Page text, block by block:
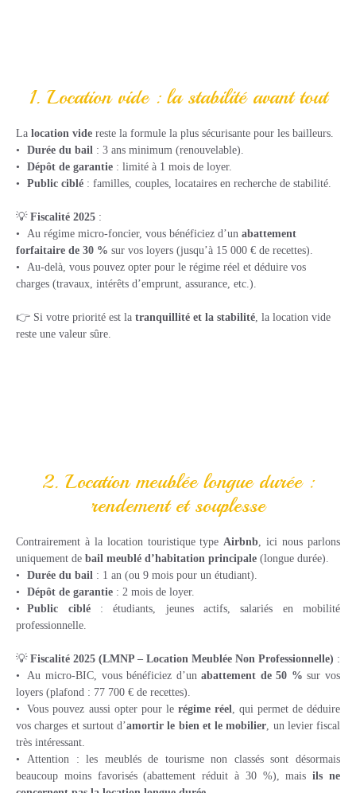
1. Location vide : la stabilité avant tout
La location vide reste la formule la plus sécurisante pour les bailleurs.
Durée du bail : 3 ans minimum (renouvelable).
Dépôt de garantie : limité à 1 mois de loyer.
Public ciblé : familles, couples, locataires en recherche de stabilité.
💡Fiscalité 2025 :
Au régime micro-foncier, vous bénéficiez d’unabattement
forfaitaire de 30 % sur vos loyers (jusqu’à 15 000 € de recettes).
Au-delà, vous pouvez opter pour le régime réel et déduire vos
charges (travaux, intérêts d’emprunt, assurance, etc.).
👉 Si votre priorité est la tranquillité et la stabilité, la location vide
reste une valeur sûre.
2. Location meublée longue durée :
rendement et souplesse
Contrairement à la location touristique typeAirbnb, ici nous parlons
uniquement de bail meublé d’habitation principale (longue durée).
Durée du bail : 1 an (ou 9 mois pour un étudiant).
Dépôt de garantie : 2 mois de loyer.
Public ciblé: étudiants, jeunes actifs, salariés en mobilité
professionnelle.
💡Fiscalité 2025 (LMNP – Location Meublée Non Professionnelle) :
Au micro-BIC, vous bénéficiez d’unabattement de 50 % sur vos
loyers (plafond : 77 700 € de recettes).
Vous pouvez aussi opter pour le régime réel, qui permet de déduire
vos charges et surtout d’amortir le bien et le mobilier, un levier fiscal
très intéressant.
Attention : les meublés de tourisme non classés sont désormais
beaucoup moins favorisés (abattement réduit à 30 %), maisils ne